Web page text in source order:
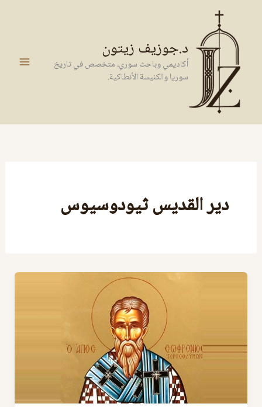
المحتوى
د.جوزيف زيتون
أكاديمي وباحث سوري، متخصص في تاريخ
سوريا والكنيسة الأنطاكية.
دير القديس ثيودوسيوس